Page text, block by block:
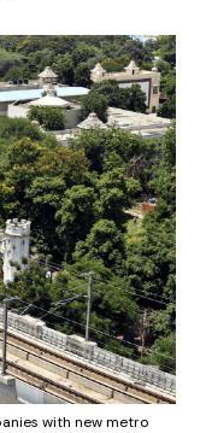
with new metro